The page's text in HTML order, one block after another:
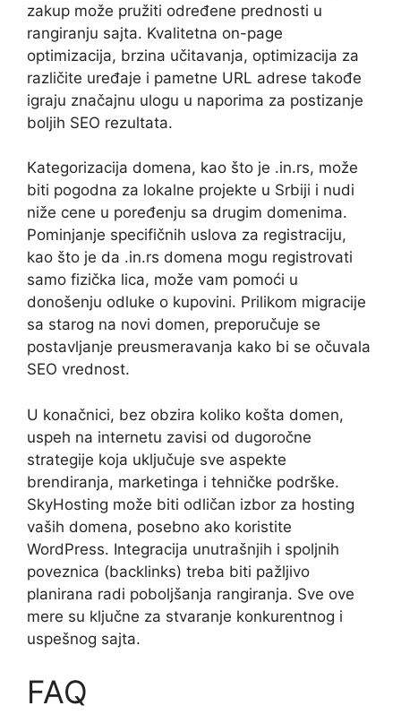
zakup može pružiti određene prednosti u
rangiranju sajta. Kvalitetna on-page
optimizacija, brzina učitavanja, optimizacija za
različite uređaje i pametne URL adrese takođe
igraju značajnu ulogu u naporima za postizanje
boljih SEO rezultata.
Kategorizacija domena, kao što je .in.rs, može
biti pogodna za lokalne projekte u Srbiji i nudi
niže cene u poređenju sa drugim domenima.
Pominjanje specifičnih uslova za registraciju,
kao što je da .in.rs domena mogu registrovati
samo fizička lica, može vam pomoći u
donošenju odluke o kupovini. Prilikom migracije
sa starog na novi domen, preporučuje se
postavljanje preusmeravanja kako bi se očuvala
SEO vrednost.
U konačnici, bez obzira koliko košta domen,
uspeh na internetu zavisi od dugoročne
strategije koja uključuje sve aspekte
brendiranja, marketinga i tehničke podrške.
SkyHosting može biti odličan izbor za hosting
vaših domena, posebno ako koristite
WordPress. Integracija unutrašnjih i spoljnih
poveznica (backlinks) treba biti pažljivo
planirana radi poboljšanja rangiranja. Sve ove
mere su ključne za stvaranje konkurentnog i
uspešnog sajta.
FAQ